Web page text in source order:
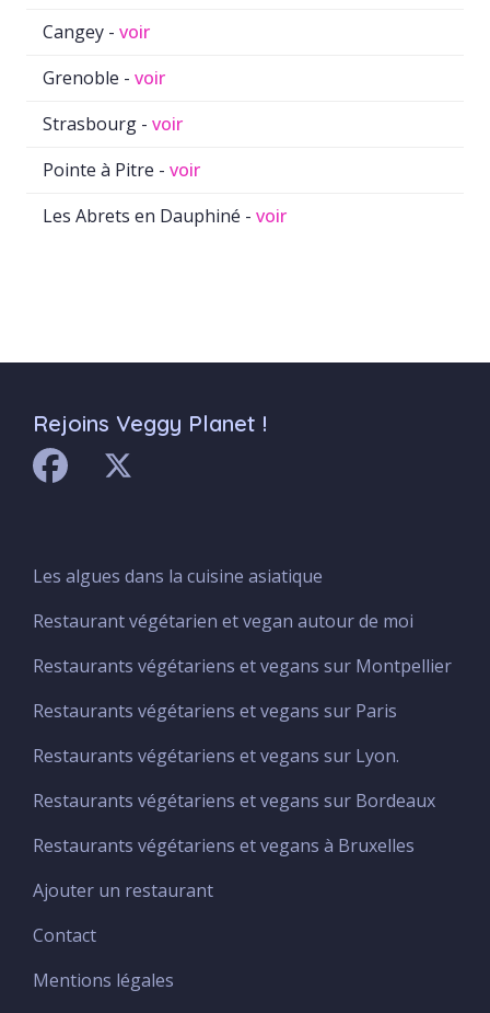
Cangey - voir
Grenoble - voir
Strasbourg - voir
Pointe à Pitre - voir
Les Abrets en Dauphiné - voir
Rejoins Veggy Planet !
Menu
Footer
Les algues dans la cuisine asiatique
Restaurant végétarien et vegan autour de moi
Restaurants végétariens et vegans sur Montpellier
Restaurants végétariens et vegans sur Paris
Restaurants végétariens et vegans sur Lyon.
Restaurants végétariens et vegans sur Bordeaux
Restaurants végétariens et vegans à Bruxelles
Menu
footer
Ajouter un restaurant
Contact
Mentions légales